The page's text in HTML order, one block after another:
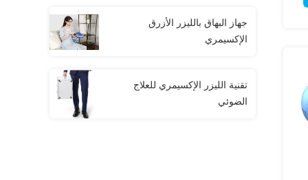
جهاز البهاق بالليزر الأزرق
الإكسيمري
تقنية الليزر الإكسيمري للعلاج
الضوئي